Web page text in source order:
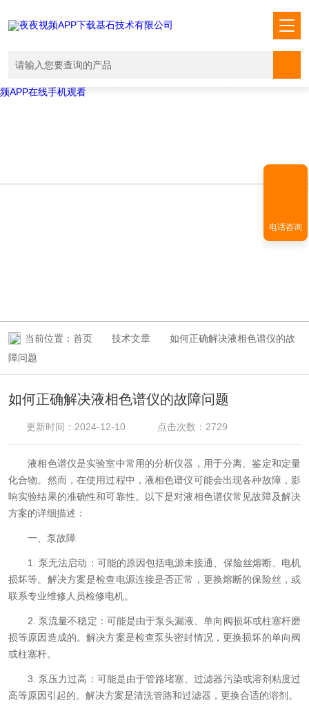
/www/wwwroot/T1.COM/func.phpon line
file_put_contents(./cachefile_yuan/shendoushi.net/cache/c8/b1f96/
failed to open stream: No such file or directory in
/www/wwwroot/T1.COM/func.php
夜夜视频APP下载,夜夜爽视频APP看片,夜夜夜风流视频下载APP,夜夜视
频APP在线手机观看
当前位置： 首页 技术文章
如何正确解决液相色谱仪的故
障问题
如何正确解决液相色谱仪的故障问题
更新时间：2024-12-10 点击次数：2729
液相色谱仪是实验室中常用的分析仪器，用于分离、鉴定和定量
化合物。然而，在使用过程中，液相色谱仪可能会出现各种故障，影
响实验结果的准确性和可靠性。以下是对液相色谱仪常见故障及解决
方案的详细描述：
一、泵故障
1. 泵无法启动：可能的原因包括电源未接通、保险丝熔断、电机
损坏等。解决方案是检查电源连接是否正常，更换熔断的保险丝，或
联系专业维修人员检修电机。
2. 泵流量不稳定：可能是由于泵头漏液、单向阀损坏或柱塞杆磨
损等原因造成的。解决方案是检查泵头密封情况，更换损坏的单向阀
或柱塞杆。
3. 泵压力过高：可能是由于管路堵塞、过滤器污染或溶剂粘度过
高等原因引起的。解决方案是清洗管路和过滤器，更换合适的溶剂。
电话咨询